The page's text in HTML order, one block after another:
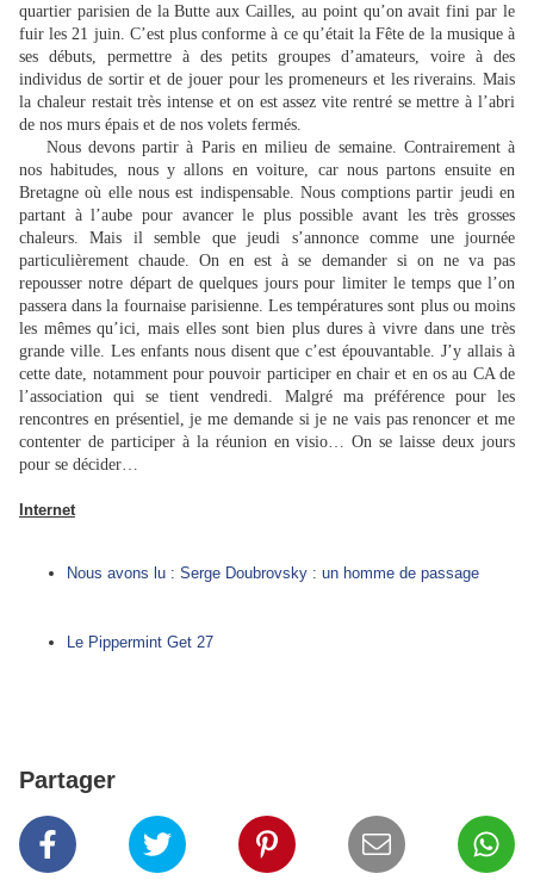
quartier parisien de la Butte aux Cailles, au point qu’on avait fini par le
fuir les 21 juin. C’est plus conforme à ce qu’était la Fête de la musique à
ses débuts, permettre à des petits groupes d’amateurs, voire à des
individus de sortir et de jouer pour les promeneurs et les riverains. Mais
la chaleur restait très intense et on est assez vite rentré se mettre à l’abri
de nos murs épais et de nos volets fermés.
Nous devons partir à Paris en milieu de semaine. Contrairement à
nos habitudes, nous y allons en voiture, car nous partons ensuite en
Bretagne où elle nous est indispensable. Nous comptions partir jeudi en
partant à l’aube pour avancer le plus possible avant les très grosses
chaleurs. Mais il semble que jeudi s’annonce comme une journée
particulièrement chaude. On en est à se demander si on ne va pas
repousser notre départ de quelques jours pour limiter le temps que l’on
passera dans la fournaise parisienne. Les températures sont plus ou moins
les mêmes qu’ici, mais elles sont bien plus dures à vivre dans une très
grande ville. Les enfants nous disent que c’est épouvantable. J’y allais à
cette date, notamment pour pouvoir participer en chair et en os au CA de
l’association qui se tient vendredi. Malgré ma préférence pour les
rencontres en présentiel, je me demande si je ne vais pas renoncer et me
contenter de participer à la réunion en visio… On se laisse deux jours
pour se décider…
Internet
Nous avons lu : Serge Doubrovsky : un homme de passage
Le Pippermint Get 27
Partager